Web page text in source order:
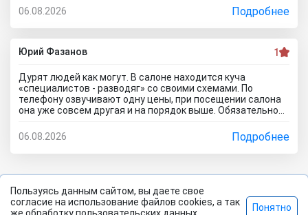
почти не ездила! Я ушел из салона, потому что мне такой
расклад не подходит. Битое авто я могу купить и с рук и
намного дешевле, чем тут... Сожаления только о
потерянном времени которого можно было избежать
если бы я почитал отзывы об автоцентре Нтт авто до
82В.
06.08.2026 Подробнее
Юрий Фазанов 1
Дурят людей как могут. В салоне находится куча
«специалистов - разводяг» со своими схемами. По
телефону озвучивают одну цены, при посещении салона
она уже совсем другая и на порядок выше. Обязательное
соответственно цена на авто вырастет на приличную
сумму. По телефону озвучивают каско якобы первый год в
подарок, а потом на ваше усмотрение и страхование
для жизни. Автомобиль типо находится на складе.
Оформляйте, подписывайте договор, а потом вам
привезут его. Какой будет автомобиль? По отзывам об
автосалоне Авиатор были случаи со скрученным
06.08.2026 Подробнее
©2026 Все права защищены. | Политика
Пользуясь данным сайтом, вы даете свое
согласие на использование файлов cookies, а так
Понятно